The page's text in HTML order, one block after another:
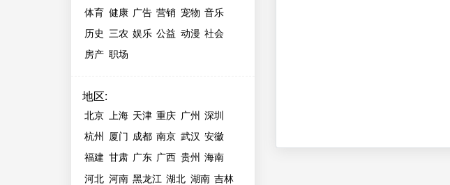
体育 健康 广告 营销 宠物 音乐
历史 三农 娱乐 公益 动漫 社会
房产 职场
地区:
北京 上海 天津 重庆 广州 深圳
杭州 厦门 成都 南京 武汉 安徽
福建 甘肃 广东 广西 贵州 海南
河北 河南 黑龙江 湖北 湖南 吉林